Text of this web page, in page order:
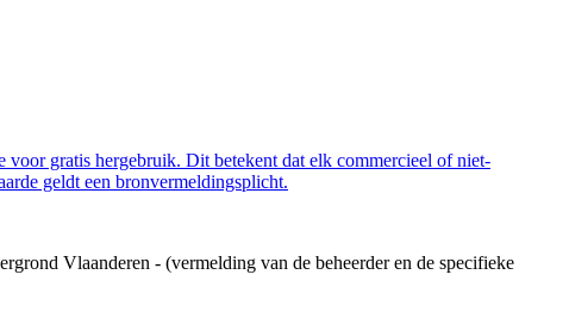
gratis hergebruik. Dit betekent dat elk commercieel of niet-
geldt een bronvermeldingsplicht.
Vlaanderen - (vermelding van de beheerder en de specifieke